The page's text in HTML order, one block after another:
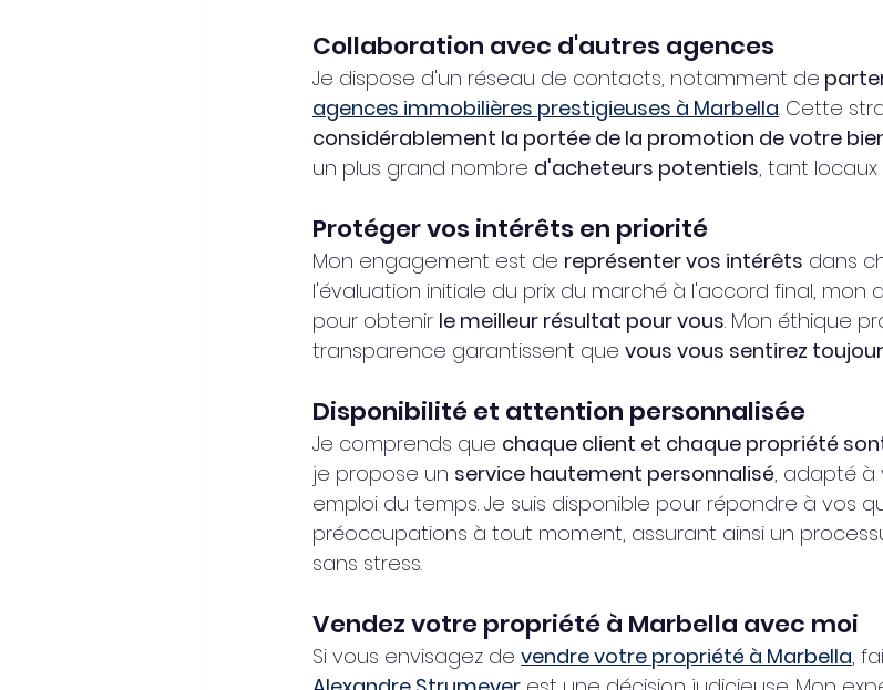
Collaboration avec d'autres agences
Je dispose d'un réseau de contacts, notamment de
agences immobilières prestigieuses à Marbella. Cette
considérablement la portée de la promotion de votre
un plus grand nombre d'acheteurs potentiels, tant
Protéger vos intérêts en priorité
Mon engagement est de représenter vos intérêts dans
l'évaluation initiale du prix du marché à l'accord final,
pour obtenir le meilleur résultat pour vous. Mon éthique
transparence garantissent que vous vous sentirez
Disponibilité et attention personnalisée
Je comprends que chaque client et chaque propriété
je propose un service hautement personnalisé, adapté à
emploi du temps. Je suis disponible pour répondre à vos
préoccupations à tout moment, assurant ainsi un
sans stress.
Vendez votre propriété à Marbella avec moi
Si vous envisagez de vendre votre propriété à Marbella,